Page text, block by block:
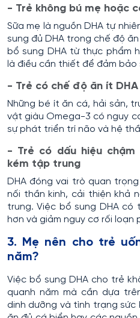
- Trẻ không bú mẹ hoặc
Sữa mẹ là nguồn DHA tự
sung đủ DHA trong chế độ
bổ sung DHA từ thực phẩm
là điều cần thiết để đảm
- Trẻ có chế độ ăn ít DHA
Những bé ít ăn cá, hải sản,
vật giàu Omega-3 có nguy
sự phát triển trí não và hệ
- Trẻ có dấu hiệu
kém tập trung
DHA đóng vai trò quan
nối thần kinh, cải thiện khả
trung. Việc bổ sung DHA
hơn và giảm nguy cơ rối loạn
3. Mẹ nên cho trẻ
năm?
Việc bổ sung DHA cho trẻ
quanh năm mà cần dựa
dinh dưỡng và tình trạng sức